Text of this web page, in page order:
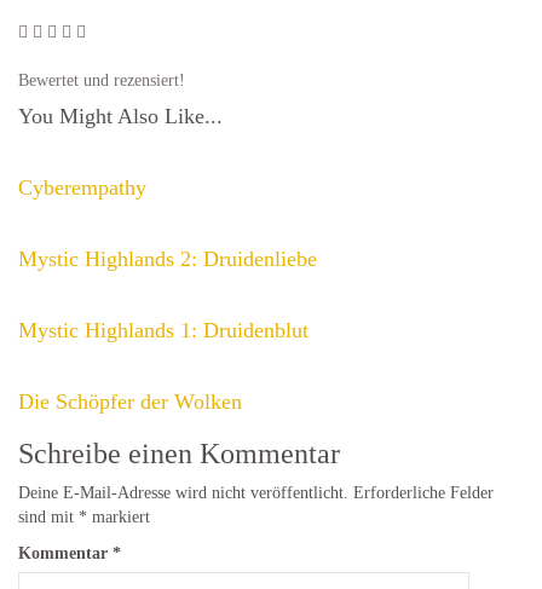
Bewertet und rezensiert!
You Might Also Like...
Cyberempathy
Mystic Highlands 2: Druidenliebe
Mystic Highlands 1: Druidenblut
Die Schöpfer der Wolken
Schreibe einen Kommentar
Deine E-Mail-Adresse wird nicht veröffentlicht. Erforderliche Felder
sind mit * markiert
Kommentar *